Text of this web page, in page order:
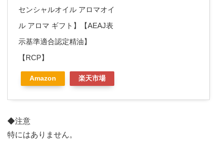
センシャルオイル アロマオイ
ル アロマ ギフト】【AEAJ表
示基準適合認定精油】
【RCP】
Amazon 楽天市場
◆注意
特にはありません。